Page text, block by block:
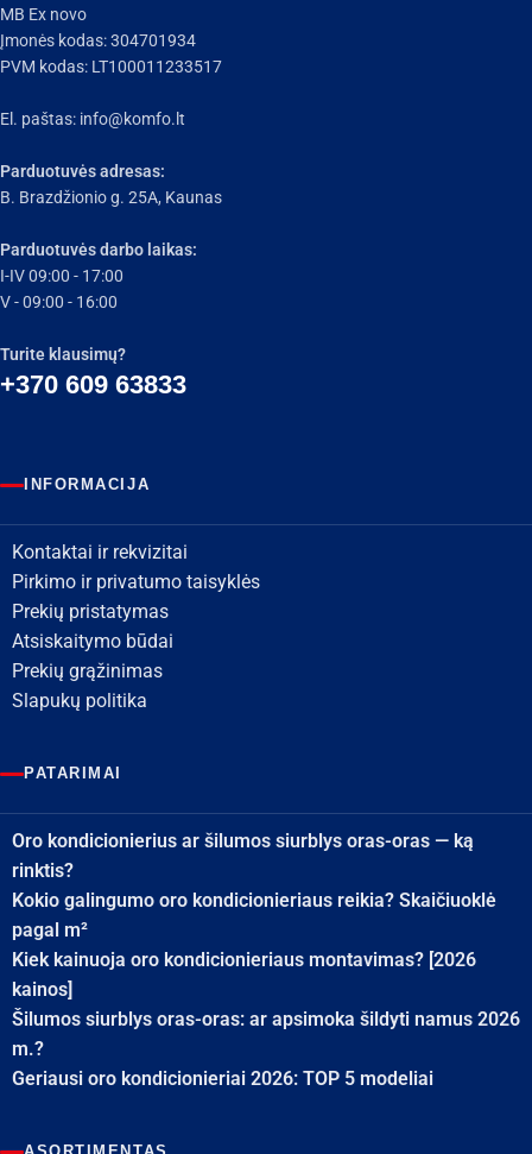
MB Ex novo
Įmonės kodas: 304701934
PVM kodas: LT100011233517
El. paštas: info@komfo.lt
Parduotuvės adresas:
B. Brazdžionio g. 25A, Kaunas
Parduotuvės darbo laikas:
I-IV 09:00 - 17:00
V - 09:00 - 16:00
Turite klausimų?
+370 609 63833
INFORMACIJA
Kontaktai ir rekvizitai
Pirkimo ir privatumo taisyklės
Prekių pristatymas
Atsiskaitymo būdai
Prekių grąžinimas
Slapukų politika
PATARIMAI
Oro kondicionierius ar šilumos siurblys oras-oras — ką
rinktis?
Kokio galingumo oro kondicionieriaus reikia? Skaičiuoklė
pagal m²
Kiek kainuoja oro kondicionieriaus montavimas? [2026
kainos]
Šilumos siurblys oras-oras: ar apsimoka šildyti namus 2026
m.?
Geriausi oro kondicionieriai 2026: TOP 5 modeliai